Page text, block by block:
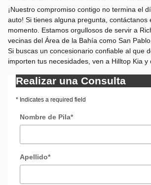
¡Nuestro compromiso contigo no termina el
auto! Si tienes alguna pregunta, contáctanos
momento. Estamos orgullosos de servir a
vecinas del Área de la Bahía como San
Si buscas un concesionario confiable al que
importen tus necesidades, ven a Hilltop Kia y
Realizar una Consulta
* Indicates a required field
Nombre de Pila*
Apellido*